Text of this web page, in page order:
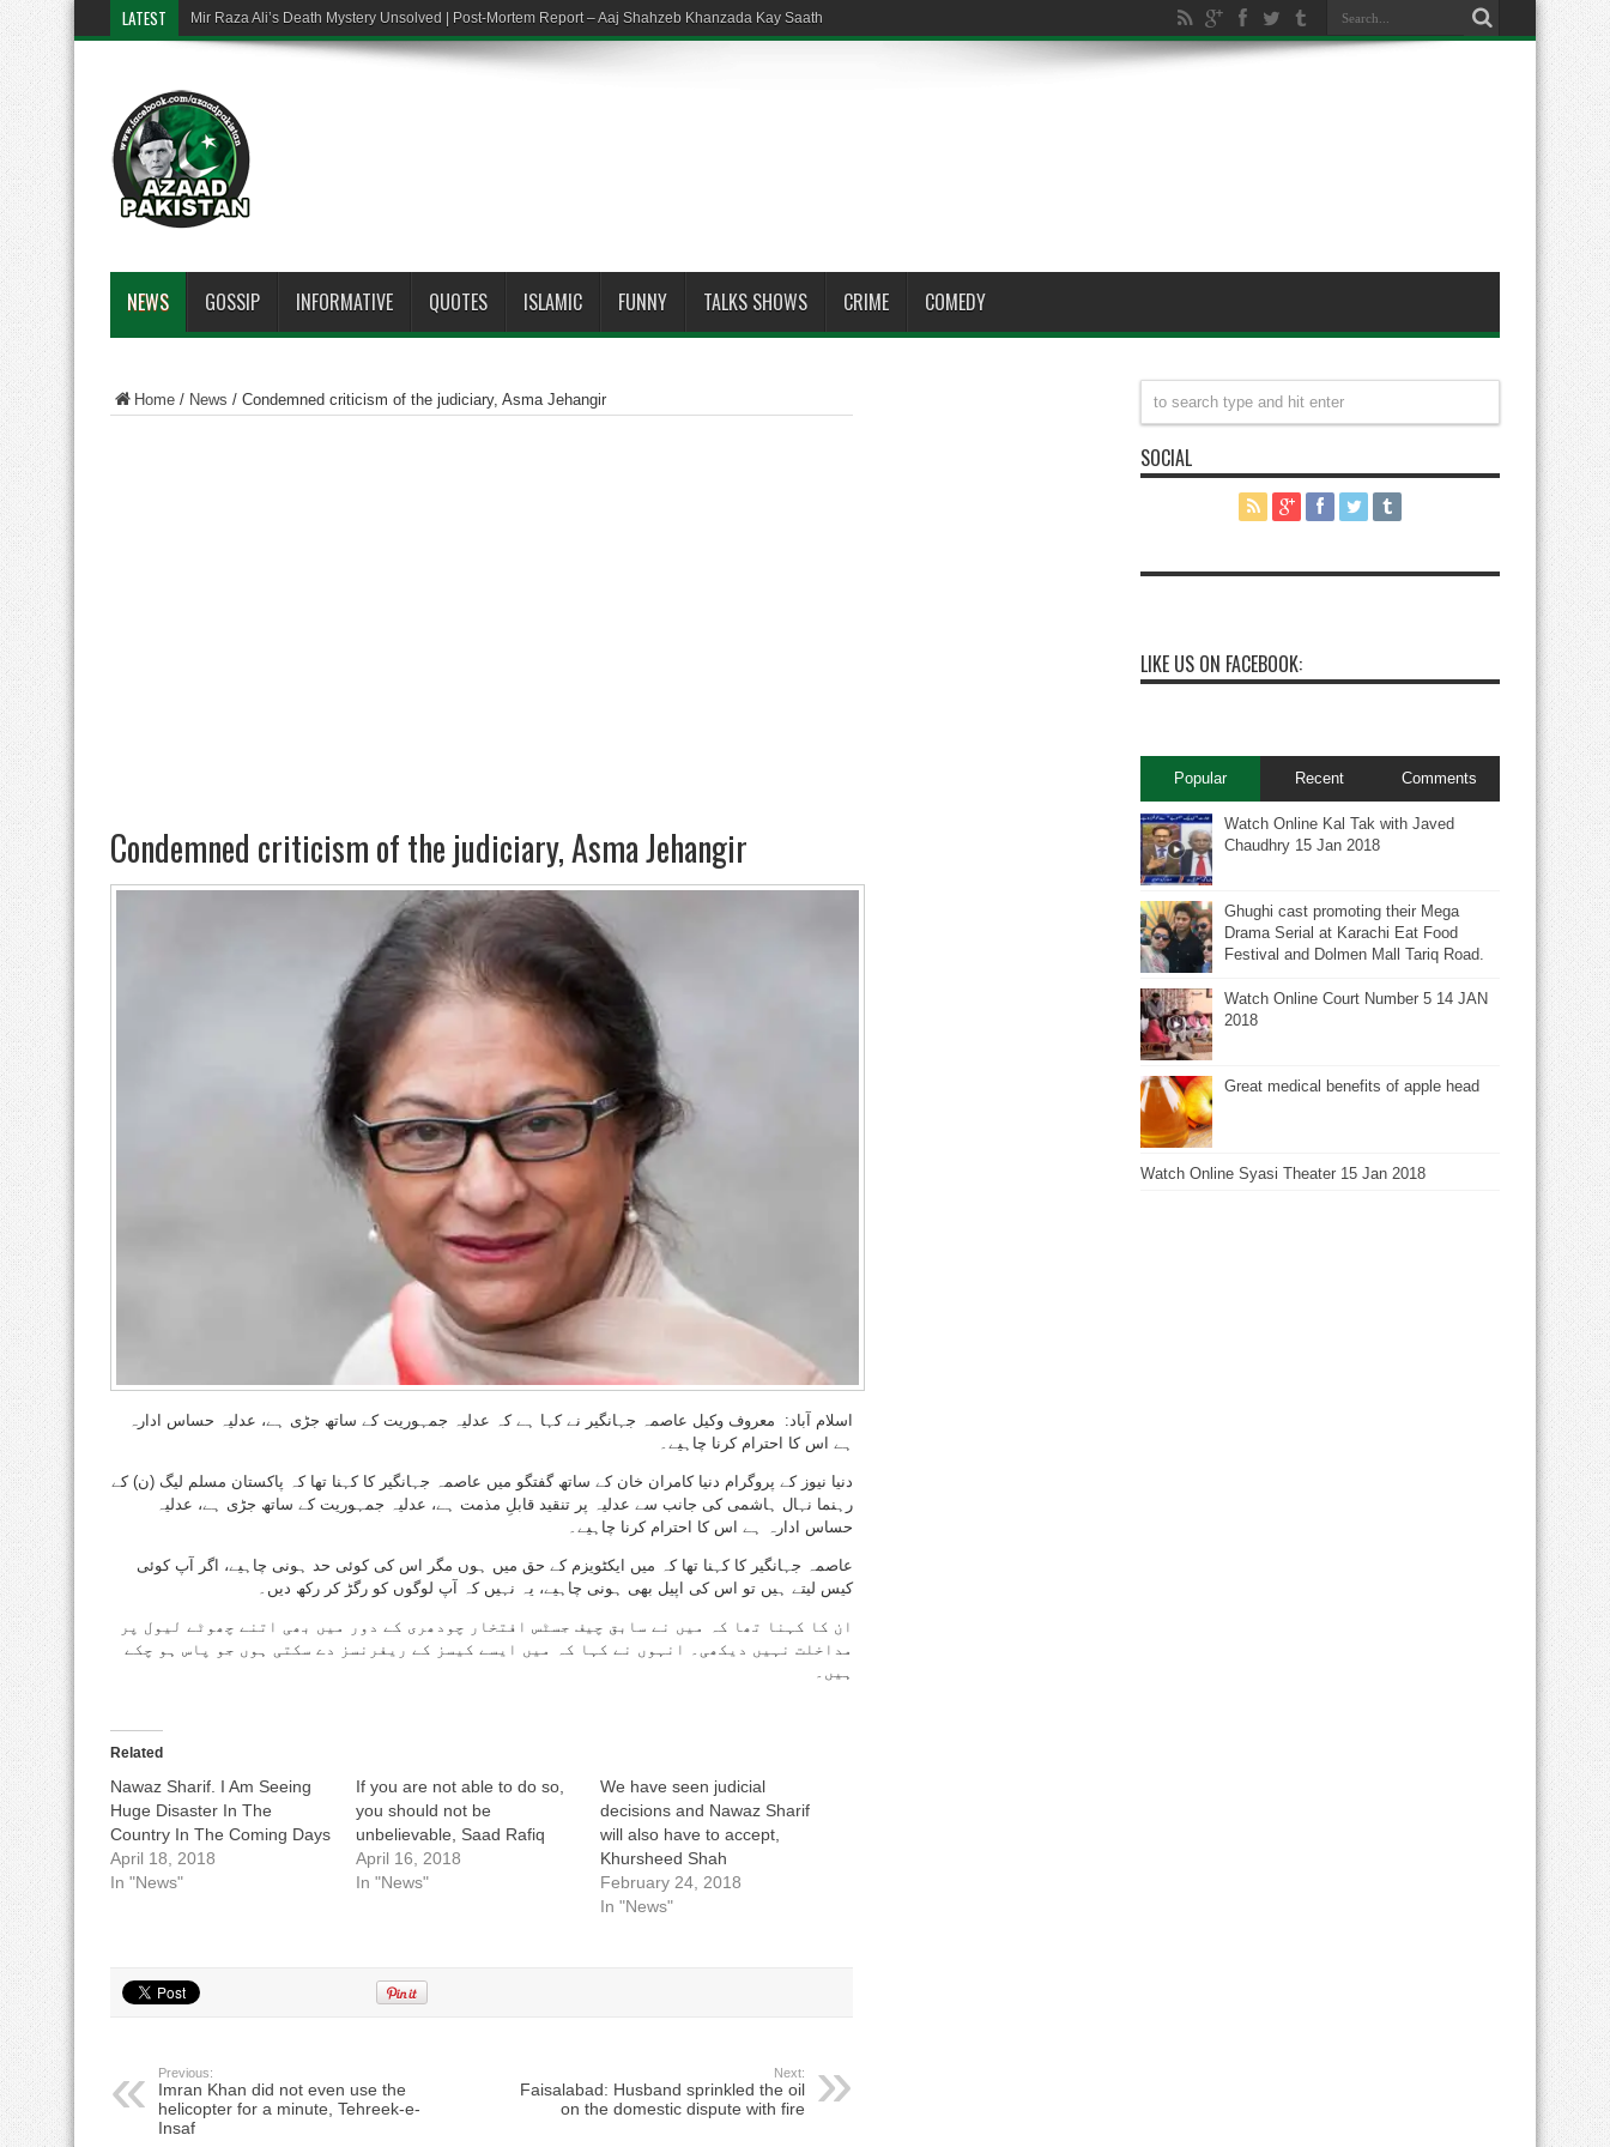
LATEST Mir Raza Ali’s Death Mystery Unsolved | Post-Mortem Report – Aaj Shahzeb Khanzada Kay Saath
NEWS GOSSIP INFORMATIVE QUOTES ISLAMIC FUNNY TALKS SHOWS CRIME COMEDY
Home / News / Condemned criticism of the judiciary, Asma Jehangir
Condemned criticism of the judiciary, Asma Jehangir
اسلام آباد: معروف وکیل عاصمہ جہانگیر نے کہا ہے کہ عدلیہ جمہوریت کے ساتھ جڑی ہے، عدلیہ حساس ادارہ
ہے اس کا احترام کرنا چاہیے۔
دنیا نیوز کے پروگرام دنیا کامران خان کے ساتھ گفتگو میں عاصمہ جہانگیر کا کہنا تھا کہ پاکستان مسلم لیگ (ن) کے
رہنما نہال ہاشمی کی جانب سے عدلیہ پر تنقید قابلِ مذمت ہے، عدلیہ جمہوریت کے ساتھ جڑی ہے، عدلیہ
حساس ادارہ ہے اس کا احترام کرنا چاہیے۔
عاصمہ جہانگیر کا کہنا تھا کہ میں ایکٹویزم کے حق میں ہوں مگر اس کی کوئی حد ہونی چاہیے، اگر آپ کوئی
کیس لیتے ہیں تو اس کی اپیل بھی ہونی چاہیے، یہ نہیں کہ آپ لوگوں کو رگڑ کر رکھ دیں۔
ان کا کہنا تھا کہ میں نے سابق چیف جسٹس افتخار چودھری کے دور میں بھی اتنے چھوٹے لیول پر
مداخلت نہیں دیکھی۔ انہوں نے کہا کہ میں ایسے کیسز کے ریفرنسز دے سکتی ہوں جو پاس ہو چکے
ہیں۔
Related
Nawaz Sharif. I Am Seeing
Huge Disaster In The
Country In The Coming Days
April 18, 2018
In "News"
If you are not able to do so,
you should not be
unbelievable, Saad Rafiq
April 16, 2018
In "News"
We have seen judicial
decisions and Nawaz Sharif
will also have to accept,
Khursheed Shah
February 24, 2018
In "News"
Previous:
Imran Khan did not even use the
helicopter for a minute, Tehreek-e-
Insaf
Next:
Faisalabad: Husband sprinkled the oil
on the domestic dispute with fire
SOCIAL
LIKE US ON FACEBOOK:
Popular Recent Comments
Watch Online Kal Tak with Javed
Chaudhry 15 Jan 2018
Ghughi cast promoting their Mega
Drama Serial at Karachi Eat Food
Festival and Dolmen Mall Tariq Road.
Watch Online Court Number 5 14 JAN
2018
Great medical benefits of apple head
Watch Online Syasi Theater 15 Jan 2018